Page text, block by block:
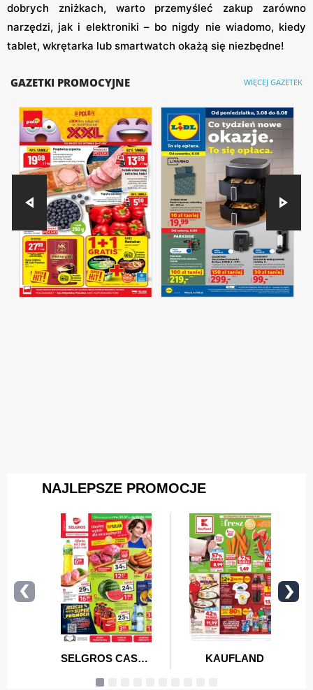
dobrych zniżkach, warto przemyśleć zakup zarówno
narzędzi, jak i elektroniki – bo nigdy nie wiadomo, kiedy
tablet, wkrętarka lub smartwatch okażą się niezbędne!